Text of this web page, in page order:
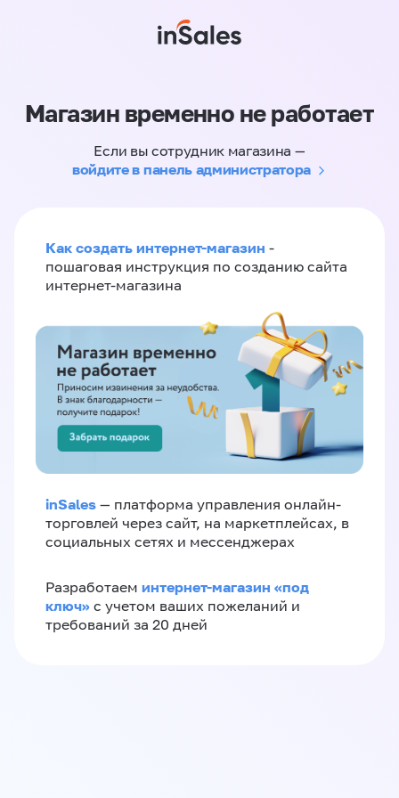
Магазин временно не работает
Если вы сотрудник магазина —
войдите в панель администратора
Как создать интернет-магазин -
пошаговая инструкция по созданию сайта
интернет-магазина
inSales — платформа управления онлайн-
торговлей через сайт, на маркетплейсах, в
социальных сетях и мессенджерах
Разработаем интернет-магазин «‎под
ключ»‎ с учетом ваших пожеланий и
требований за 20 дней